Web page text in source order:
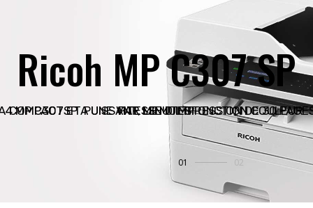
Ricoh MPC307SP
COMPACT ET PUISSANT, LE MULTIFONCTION COULEUR
MP C307SP A UNE VITESSE D'IMPRESSION DE 30
PAR MINUTES.